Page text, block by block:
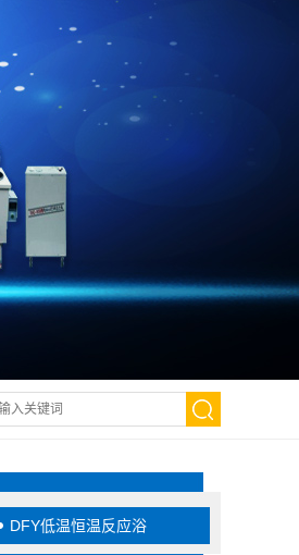
DFY低温恒温反应浴